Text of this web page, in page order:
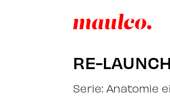
RE-
Serie: Anatomie